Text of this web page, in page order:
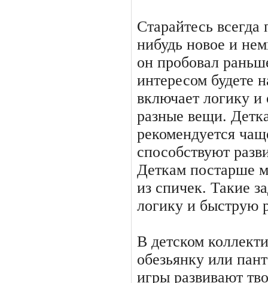
Старайтесь
нибудь новое и
он пробовал
интересом будете
включает логику и
разные вещи.
рекомендуется
способствуют
Деткам постарше
из спичек. Такие
логику и быструю
В детском
обезьянку или
игры развивают